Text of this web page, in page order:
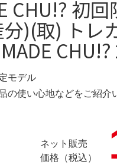
CHU!? 初
分)(取) トレ
モデル
の使い心地などをご紹介
ネット販売
価格（税込）